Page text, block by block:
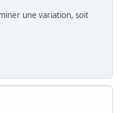
une variation, soit